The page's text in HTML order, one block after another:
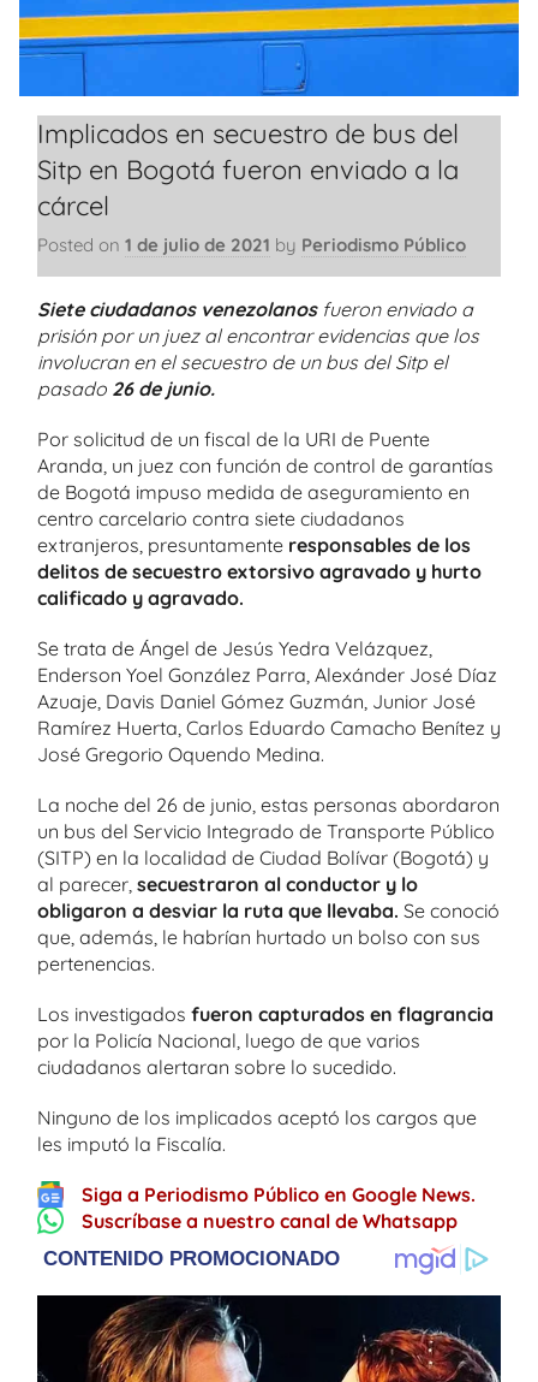
Implicados en secuestro de bus del
Sitp en Bogotá fueron enviado a la
cárcel
Posted on 1 de julio de 2021 by Periodismo Público
Siete ciudadanos venezolanosfueron enviado a
prisión por un juez al encontrar evidencias que los
involucran en el secuestro de un bus del Sitp el
pasado 26 de junio.
Por solicitud de un fiscal de la URI de Puente
Aranda, un juez con función de control de garantías
de Bogotá impuso medida de aseguramiento en
centro carcelario contra siete ciudadanos
extranjeros, presuntamente responsables de los
delitos de secuestro extorsivo agravado y hurto
calificado y agravado.
Se trata de Ángel de Jesús Yedra Velázquez,
Enderson Yoel González Parra, Alexánder José Díaz
Azuaje, Davis Daniel Gómez Guzmán, Junior José
Ramírez Huerta, Carlos Eduardo Camacho Benítez y
José Gregorio Oquendo Medina.
La noche del 26 de junio, estas personas abordaron
un bus del Servicio Integrado de Transporte Público
(SITP) en la localidad de Ciudad Bolívar (Bogotá) y
al parecer, secuestraron al conductor y lo
obligaron a desviar la ruta que llevaba. Se conoció
que, además, le habrían hurtado un bolso con sus
pertenencias.
Los investigados fueron capturados en flagrancia
por la Policía Nacional, luego de que varios
ciudadanos alertaran sobre lo sucedido.
Ninguno de los implicados aceptó los cargos que
les imputó la Fiscalía.
Siga a Periodismo Público en Google News.
Suscríbase a nuestro canal de Whatsapp